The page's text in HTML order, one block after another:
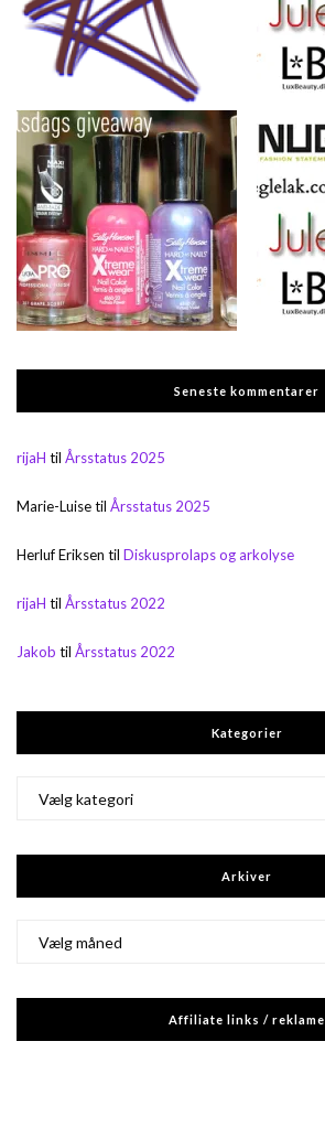
Seneste kommentarer
rijaH til Årsstatus 2025
Marie-Luisetil Årsstatus 2025
Herluf Eriksen til Diskusprolaps og arkolyse
rijaH til Årsstatus 2022
Jakob til Årsstatus 2022
Kategorier
Arkiver
Affiliate links / reklame